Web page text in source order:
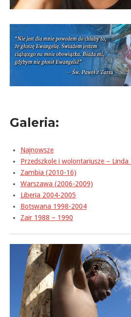
Galeria:
Najnowsze
Przedszkole i wolontariusze – Linda
Zambia (2010-16)
Warszawa (2006-2009)
Liberia 2004-2005
Botswana 1998-2004
Zair 1988 – 1990